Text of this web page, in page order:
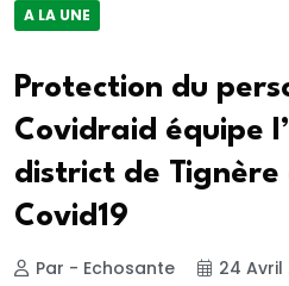
A LA UNE
Protection du
Covidraid équipe
district de Tignère
Covid19
Par - Echosante
24 Avril